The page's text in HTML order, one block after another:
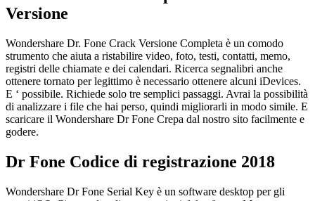
Versione
Wondershare Dr. Fone Crack Versione Completa è un comodo
strumento che aiuta a ristabilire video, foto, testi, contatti, memo,
registri delle chiamate e dei calendari. Ricerca segnalibri anche
ottenere tornato per legittimo è necessario ottenere alcuni iDevices.
E ‘ possibile. Richiede solo tre semplici passaggi. Avrai la possibilità
di analizzare i file che hai perso, quindi migliorarli in modo simile. E
scaricare il Wondershare Dr Fone Crepa dal nostro sito facilmente e
godere.
Dr Fone Codice di registrazione 2018
Wondershare Dr Fone Serial Key è un software desktop per gli